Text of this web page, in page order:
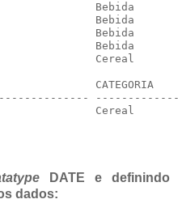
Bebida
Bebida
Bebida
Bebida
Cereal
CATEGORIA
Cereal
DATE e definindo
dados: